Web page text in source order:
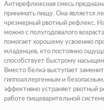
Антирефлюксная смесь
принимать пищу. Она является
чрезмерный рвотный рефлекс.
можно с полугодовалого
помогает хорошему усвоению
младенцев, кто постоянно
способствует быстрому
Вместо белка выступает
гиппоаллергенным и
эффективно устраняет рвотный
работе пищеварительной